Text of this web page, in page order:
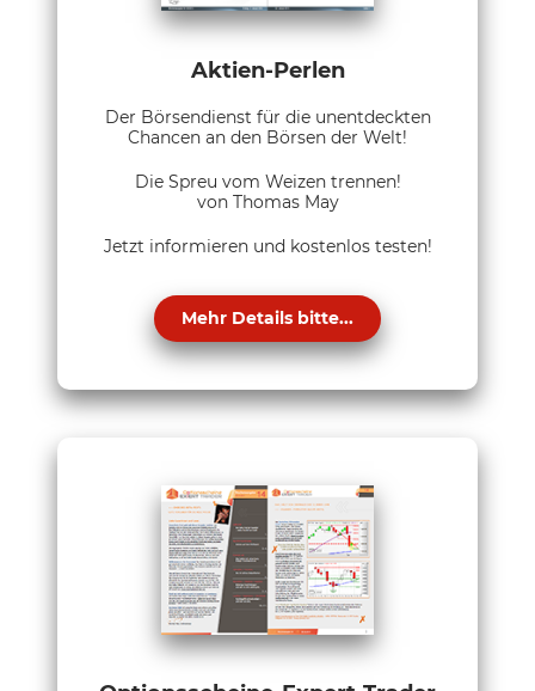
Aktien-Perlen
Der Börsendienst für die unentdeckten
Chancen an den Börsen der Welt!
Die Spreu vom Weizen trennen!
von Thomas May
Jetzt informieren und kostenlos testen!
Mehr Details bitte...